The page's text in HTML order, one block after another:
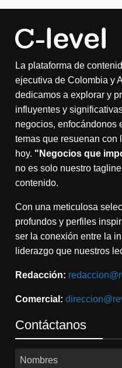
La plataforma de
ejecutiva de Colombia y
dedicamos a explorar y
influyentes y
negocios, enfocándonos
temas que resuenan con
hoy. "Negocios que
no es solo nuestro
contenido.
Con una meticulosa
profundos y perfiles
ser la conexión entre la
liderazgo que nuestros
Redacción:
Comercial:
Contáctanos
Nombres